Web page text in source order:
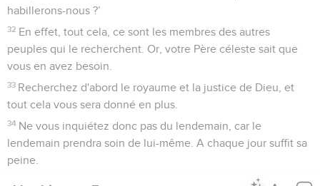
habillerons-nous ?’
32 En effet, tout cela, ce sont les membres des autres
peuples qui le recherchent. Or, votre Père céleste sait que
vous en avez besoin.
33 Recherchez d'abord le royaume et la justice de Dieu, et
tout cela vous sera donné en plus.
34 Ne vous inquiétez donc pas du lendemain, car le
lendemain prendra soin de lui-même. A chaque jour suffit sa
peine.